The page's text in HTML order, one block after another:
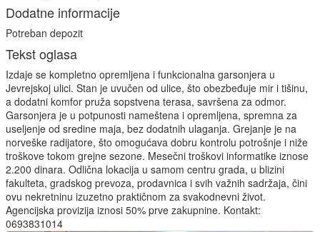
Dodatne informacije
Potreban depozit
Tekst oglasa
Izdaje se kompletno opremljena i funkcionalna garsonjera u
Jevrejskoj ulici. Stan je uvučen od ulice, što obezbeđuje mir i tišinu,
a dodatni komfor pruža sopstvena terasa, savršena za odmor.
Garsonjera je u potpunosti nameštena i opremljena, spremna za
useljenje od sredine maja, bez dodatnih ulaganja. Grejanje je na
norveške radijatore, što omogućava dobru kontrolu potrošnje i niže
troškove tokom grejne sezone. Mesečni troškovi informatike iznose
2.200 dinara. Odlična lokacija u samom centru grada, u blizini
fakulteta, gradskog prevoza, prodavnica i svih važnih sadržaja, čini
ovu nekretninu izuzetno praktičnom za svakodnevni život.
Agencijska provizija iznosi 50% prve zakupnine. Kontakt:
0693831014